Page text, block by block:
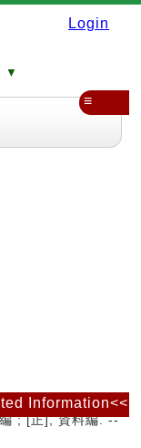
Login
▼
≡
編 ; [正], 資料編. --
Information<<